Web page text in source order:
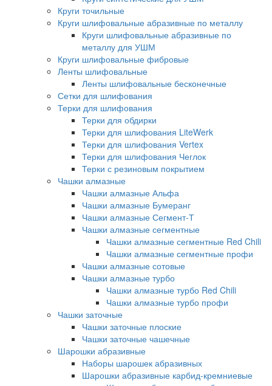
Круги точильные
Круги шлифовальные абразивные по металлу
Круги шлифовальные абразивные по
металлу для УШМ
Круги шлифовальные фибровые
Ленты шлифовальные
Ленты шлифовальные бесконечные
Сетки для шлифования
Терки для шлифования
Терки для обдирки
Терки для шлифования LiteWerk
Терки для шлифования Vertex
Терки для шлифования Чеглок
Терки с резиновым покрытием
Чашки алмазные
Чашки алмазные Альфа
Чашки алмазные Бумеранг
Чашки алмазные Сегмент-Т
Чашки алмазные сегментные
Чашки алмазные сегментные Red Chili
Чашки алмазные сегментные профи
Чашки алмазные сотовые
Чашки алмазные турбо
Чашки алмазные турбо Red Chili
Чашки алмазные турбо профи
Чашки заточные
Чашки заточные плоские
Чашки заточные чашечные
Шарошки абразивные
Наборы шарошек абразивных
Шарошки абразивные карбид-кремниевые